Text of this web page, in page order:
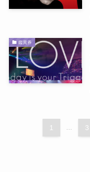
鑑賞券
1 3